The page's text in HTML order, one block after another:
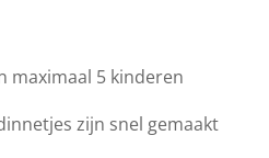
maximaal 5 kinderen
zijn snel gemaakt